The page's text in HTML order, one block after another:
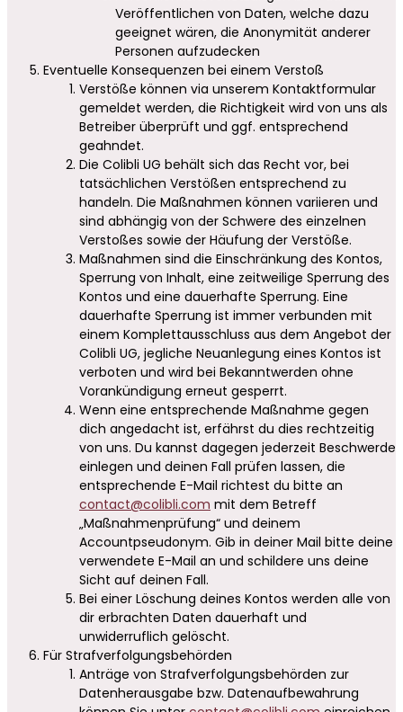
Veröffentlichen von Daten, welche dazu
geeignet wären, die Anonymität anderer
Personen aufzudecken
Eventuelle Konsequenzen bei einem Verstoß
Verstöße können via unserem Kontaktformular
gemeldet werden, die Richtigkeit wird von uns als
Betreiber überprüft und ggf. entsprechend
geahndet.
Die Colibli UG behält sich das Recht vor, bei
tatsächlichen Verstößen entsprechend zu
handeln. Die Maßnahmen können variieren und
sind abhängig von der Schwere des einzelnen
Verstoßes sowie der Häufung der Verstöße.
Maßnahmen sind die Einschränkung des Kontos,
Sperrung von Inhalt, eine zeitweilige Sperrung des
Kontos und eine dauerhafte Sperrung. Eine
dauerhafte Sperrung ist immer verbunden mit
einem Komplettausschluss aus dem Angebot der
Colibli UG, jegliche Neuanlegung eines Kontos ist
verboten und wird bei Bekanntwerden ohne
Vorankündigung erneut gesperrt.
Wenn eine entsprechende Maßnahme gegen
dich angedacht ist, erfährst du dies rechtzeitig
von uns. Du kannst dagegen jederzeit Beschwerde
einlegen und deinen Fall prüfen lassen, die
entsprechende E-Mail richtest du bitte an
contact@colibli.com mit dem Betreff
„Maßnahmenprüfung“ und deinem
Accountpseudonym. Gib in deiner Mail bitte deine
verwendete E-Mail an und schildere uns deine
Sicht auf deinen Fall.
Bei einer Löschung deines Kontos werden alle von
dir erbrachten Daten dauerhaft und
unwiderruflich gelöscht.
Für Strafverfolgungsbehörden
Anträge von Strafverfolgungsbehörden zur
Datenherausgabe bzw. Datenaufbewahrung